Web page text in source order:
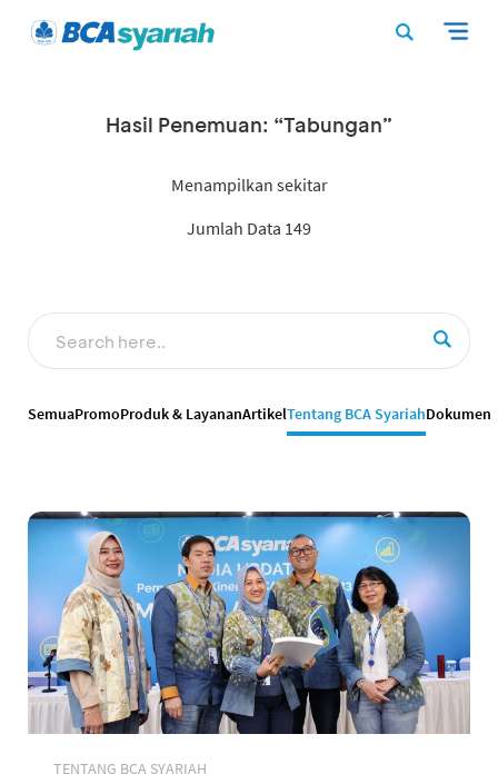
Hasil Penemuan: “Tabungan”
Menampilkan sekitar
Jumlah Data 149
SemuaPromoProduk & LayananArtikelTentang BCA SyariahDokumen
TENTANG BCA SYARIAH